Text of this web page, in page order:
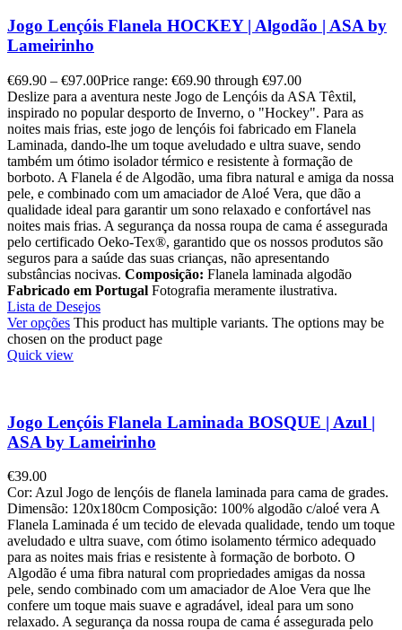
Jogo Lençóis Flanela HOCKEY | Algodão | ASA by
Lameirinho
€69.90 – €97.00Price range: €69.90 through €97.00
Deslize para a aventura neste Jogo de Lençóis da ASA Têxtil,
inspirado no popular desporto de Inverno, o "Hockey". Para as
noites mais frias, este jogo de lençóis foi fabricado em Flanela
Laminada, dando-lhe um toque aveludado e ultra suave, sendo
também um ótimo isolador térmico e resistente à formação de
borboto. A Flanela é de Algodão, uma fibra natural e amiga da nossa
pele, e combinado com um amaciador de Aloé Vera, que dão a
qualidade ideal para garantir um sono relaxado e confortável nas
noites mais frias. A segurança da nossa roupa de cama é assegurada
pelo certificado Oeko-Tex®, garantido que os nossos produtos são
seguros para a saúde das suas crianças, não apresentando
substâncias nocivas. Composição: Flanela laminada algodão
Fabricado em Portugal Fotografia meramente ilustrativa.
Lista de Desejos
Ver opções This product has multiple variants. The options may be
chosen on the product page
Quick view
Jogo Lençóis Flanela Laminada BOSQUE | Azul |
ASA by Lameirinho
€39.00
Cor: Azul Jogo de lençóis de flanela laminada para cama de grades.
Dimensão: 120x180cm Composição: 100% algodão c/aloé vera A
Flanela Laminada é um tecido de elevada qualidade, tendo um toque
aveludado e ultra suave, com ótimo isolamento térmico adequado
para as noites mais frias e resistente à formação de borboto. O
Algodão é uma fibra natural com propriedades amigas da nossa
pele, sendo combinado com um amaciador de Aloe Vera que lhe
confere um toque mais suave e agradável, ideal para um sono
relaxado. A segurança da nossa roupa de cama é assegurada pelo